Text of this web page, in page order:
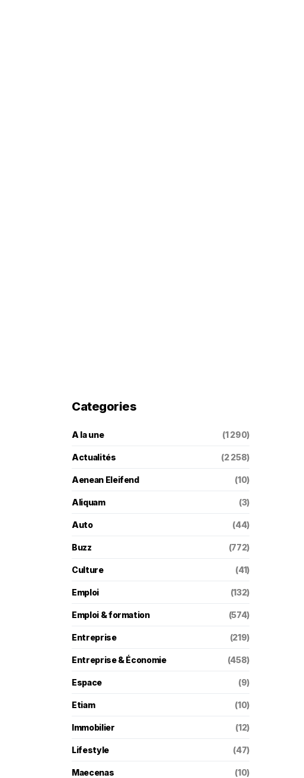
Categories
A la une (1 290)
Actualités (2 258)
Aenean Eleifend (10)
Aliquam (3)
Auto (44)
Buzz (772)
Culture (41)
Emploi (132)
Emploi & formation (574)
Entreprise (219)
Entreprise & Économie (458)
Espace (9)
Etiam (10)
Immobilier (12)
Lifestyle (47)
Maecenas (10)